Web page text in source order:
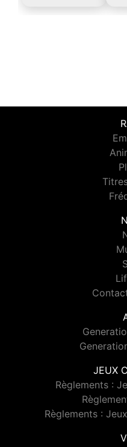
JEUX
Règlements :
Règlements :